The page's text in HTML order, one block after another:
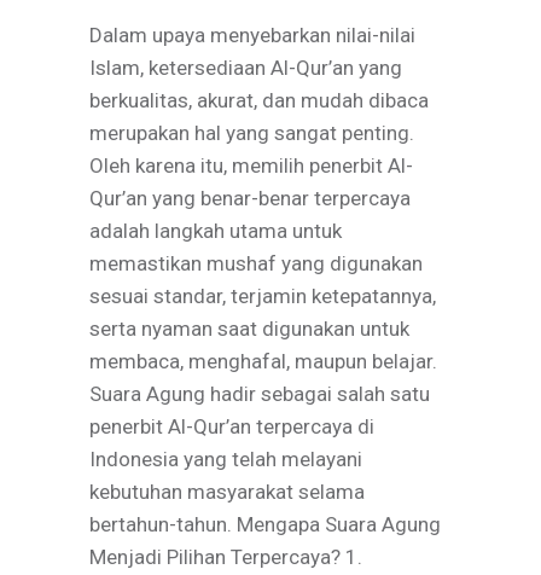
Dalam upaya menyebarkan nilai-nilai
Islam, ketersediaan Al-Qur’an yang
berkualitas, akurat, dan mudah dibaca
merupakan hal yang sangat penting.
Oleh karena itu, memilih penerbit Al-
Qur’an yang benar-benar terpercaya
adalah langkah utama untuk
memastikan mushaf yang digunakan
sesuai standar, terjamin ketepatannya,
serta nyaman saat digunakan untuk
membaca, menghafal, maupun belajar.
Suara Agung hadir sebagai salah satu
penerbit Al-Qur’an terpercaya di
Indonesia yang telah melayani
kebutuhan masyarakat selama
bertahun-tahun. Mengapa Suara Agung
Menjadi Pilihan Terpercaya? 1.